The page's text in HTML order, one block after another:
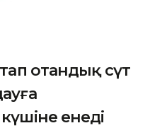
отандық сүт
енеді